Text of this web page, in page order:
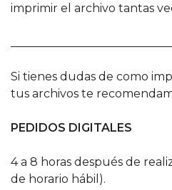
imprimir el archivo tantas
Si tienes dudas de como
tus archivos te
PEDIDOS DIGITALES
4 a 8 horas después de
de horario hábil).